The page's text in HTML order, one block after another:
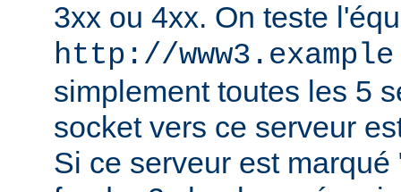
3xx ou 4xx. On teste
http://
simplement toutes les 5
socket vers ce serveur
Si ce serveur est